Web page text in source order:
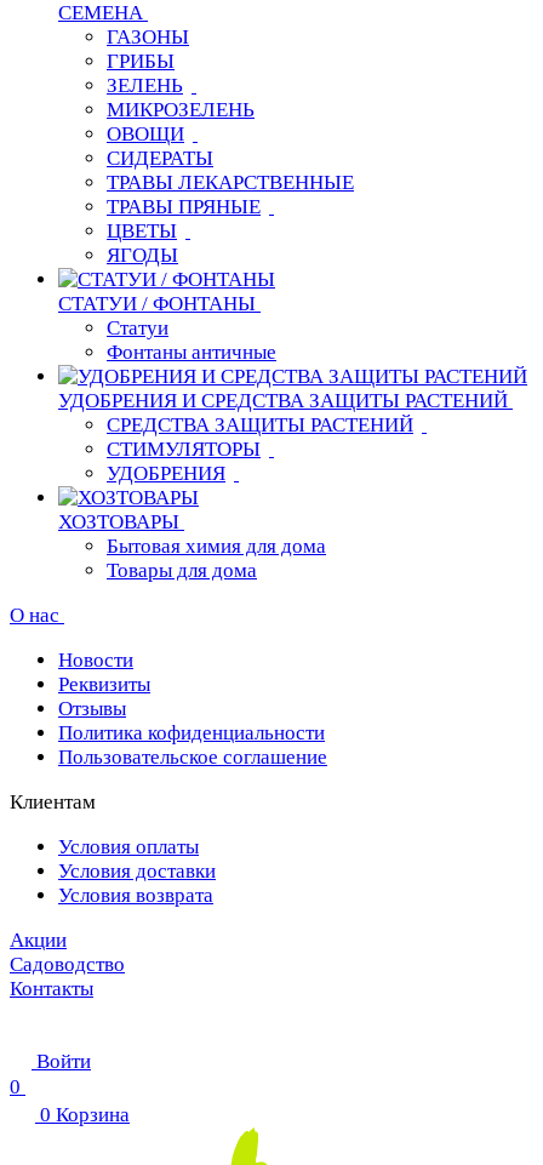
СЕМЕНА
ГАЗОНЫ
ГРИБЫ
ЗЕЛЕНЬ
МИКРОЗЕЛЕНЬ
ОВОЩИ
СИДЕРАТЫ
ТРАВЫ ЛЕКАРСТВЕННЫЕ
ТРАВЫ ПРЯНЫЕ
ЦВЕТЫ
ЯГОДЫ
СТАТУИ / ФОНТАНЫ
Статуи
Фонтаны античные
УДОБРЕНИЯ И СРЕДСТВА ЗАЩИТЫ РАСТЕНИЙ
СРЕДСТВА ЗАЩИТЫ РАСТЕНИЙ
СТИМУЛЯТОРЫ
УДОБРЕНИЯ
ХОЗТОВАРЫ
Бытовая химия для дома
Товары для дома
О нас
Новости
Реквизиты
Отзывы
Политика кофиденциальности
Пользовательское соглашение
Клиентам
Условия оплаты
Условия доставки
Условия возврата
Акции
Садоводство
Контакты
Войти
0
0 Корзина